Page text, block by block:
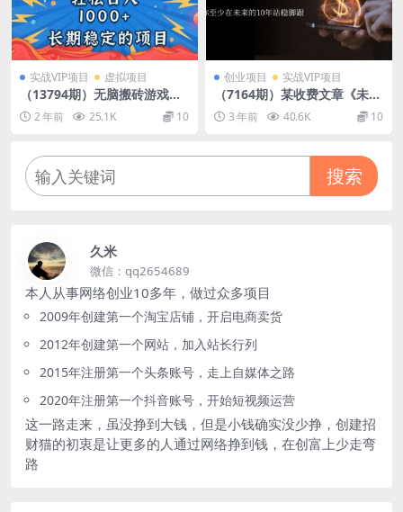
实战VIP项目 虚拟项目
（13794期）无脑搬砖游戏，
轻松日入1000+ 长期稳定的项
目 2 年前 25.1K 10
创业项目 实战VIP项目
（7164期）某收费文章《未来
的财富在这里》能让你至少在
未来的10年站稳脚跟
3 年前 40.6K 10
搜索
久米
微信：qq2654689
本人从事网络创业10多年，做过众多项目
2009年创建第一个淘宝店铺，开启电商卖货
2012年创建第一个网站，加入站长行列
2015年注册第一个头条账号，走上自媒体之路
2020年注册第一个抖音账号，开始短视频运营
这一路走来，虽没挣到大钱，但是小钱确实没少挣，创建招
财猫的初衷是让更多的人通过网络挣到钱，在创富上少走弯
路